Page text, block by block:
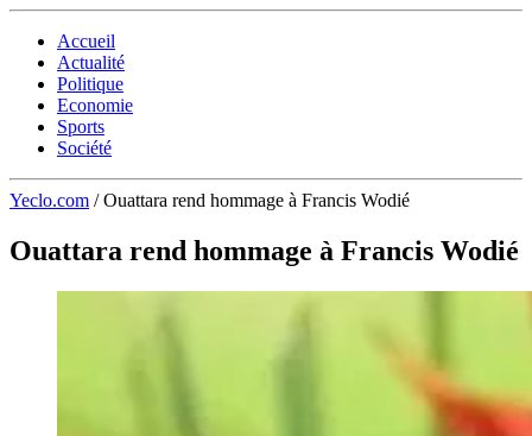
Accueil
Actualité
Politique
Economie
Sports
Société
Yeclo.com / Ouattara rend hommage à Francis Wodié
Ouattara rend hommage à Francis Wodié